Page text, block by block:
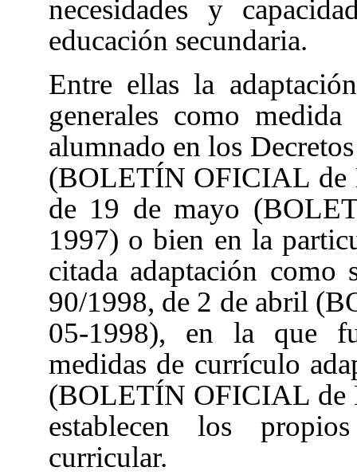
necesidades y
educación secundaria.
Entre ellas la
generales como
alumnado en los
(BOLETÍN OFICIAL de
de 19 de mayo
1997) o bien en la
citada adaptación como
90/1998, de 2 de abril
05-1998), en la que
medidas de currículo
(BOLETÍN OFICIAL de
establecen los
curricular.